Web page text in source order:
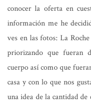
conocer la oferta en
información me he
ves en las fotos: La
priorizando que fueran
cuerpo así como que
casa y con lo que nos
una idea de la cantidad